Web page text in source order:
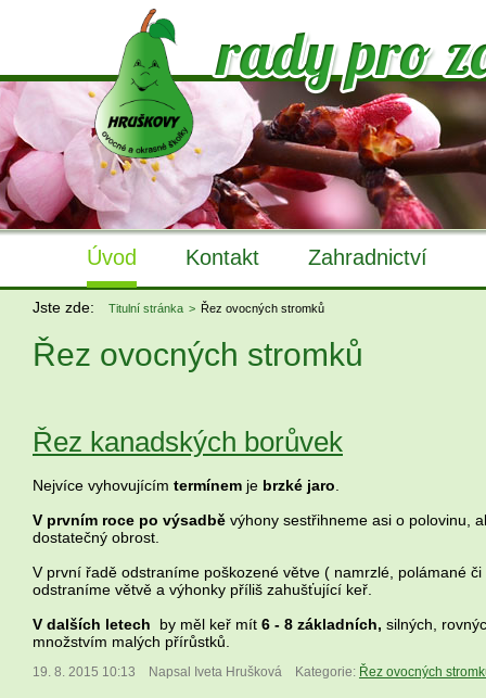
Řez ovocných stromků
Řez kanadských borůvek
Nejvíce vyhovujícím termínem je brzké jaro
V prvním roce po výsadbě výhony sestřihneme asi o polovinu,
dostatečný obrost.
V první řadě odstraníme poškozené větve ( namrzlé, polámané
odstraníme větvě a výhonky příliš zahušťující keř.
V dalších letech by měl keř mít 6 - 8 základních, silných,
množstvím malých přírůstků.
19. 8. 2015 10:13 Napsal Iveta Hrušková Kategorie: Řez ovocných
Jste zde: Titulní stránka Řez ovocných stromků
Úvod Kontakt Zahradnictví